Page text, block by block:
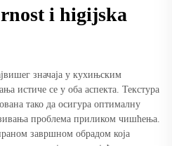
i higijska
значаја у кухињским
истиче се у оба аспекта. Текстура
тако да осигура оптималну
проблема приликом чишћења.
завршном обрадом која